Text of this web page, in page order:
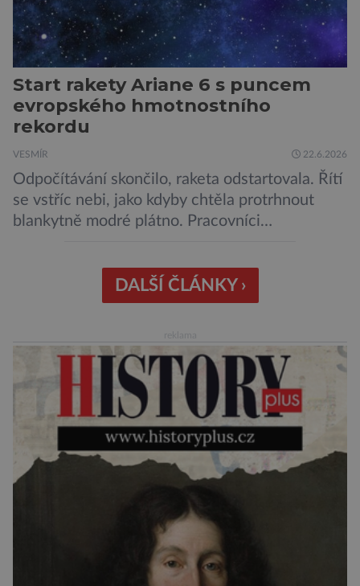
Start rakety Ariane 6 s puncem
evropského hmotnostního
rekordu
VESMÍR 22.6.2026
Odpočítávání skončilo, raketa odstartovala. Řítí
se vstříc nebi, jako kdyby chtěla protrhnout
blankytně modré plátno. Pracovníci
všechno podle plánu, nebo se něco pokazí?
Ariane 6 – tak se nazývá systém nosných raket
sloužit pro účely nejrůznějších vesmírných misí,
DALŠÍ ČLÁNKY ›